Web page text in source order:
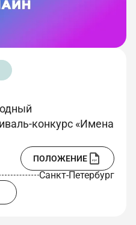
конкурс «Имена
ПОЛОЖЕНИЕ
Санкт-Петербург